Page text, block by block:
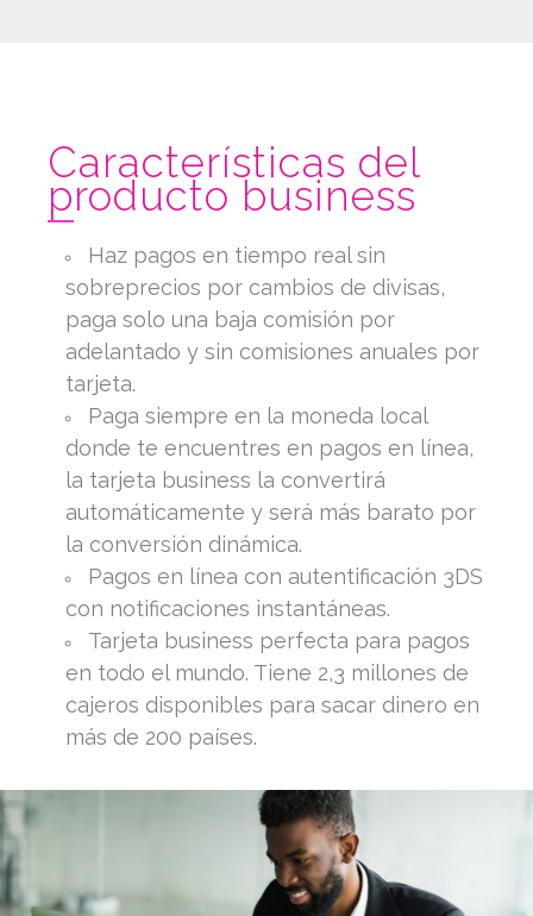
Características del
producto business
Haz pagos en tiempo real sin
sobreprecios por cambios de divisas,
paga solo una baja comisión por
adelantado y sin comisiones anuales por
tarjeta.
Paga siempre en la moneda local
donde te encuentres en pagos en línea,
la tarjeta business la convertirá
automáticamente y será más barato por
la conversión dinámica.
Pagos en línea con autentificación 3DS
con notificaciones instantáneas.
Tarjeta business perfecta para pagos
en todo el mundo. Tiene 2,3 millones de
cajeros disponibles para sacar dinero en
más de 200 países.